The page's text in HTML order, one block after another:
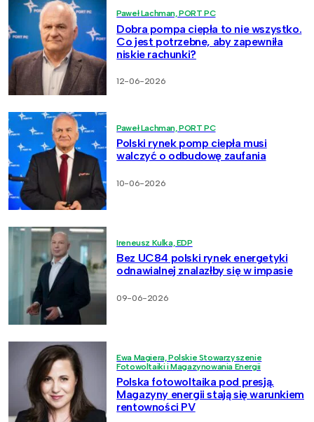
Paweł Lachman, PORT PC
Dobra pompa ciepła to nie wszystko.
Co jest potrzebne, aby zapewniła
niskie rachunki?
12-06-2026
Paweł Lachman, PORT PC
Polski rynek pomp ciepła musi
walczyć o odbudowę zaufania
10-06-2026
Ireneusz Kulka, EDP
Bez UC84 polski rynek energetyki
odnawialnej znalazłby się w impasie
09-06-2026
Ewa Magiera, Polskie Stowarzyszenie
Fotowoltaiki i Magazynowania Energii
Polska fotowoltaika pod presją.
Magazyny energii stają się warunkiem
rentowności PV